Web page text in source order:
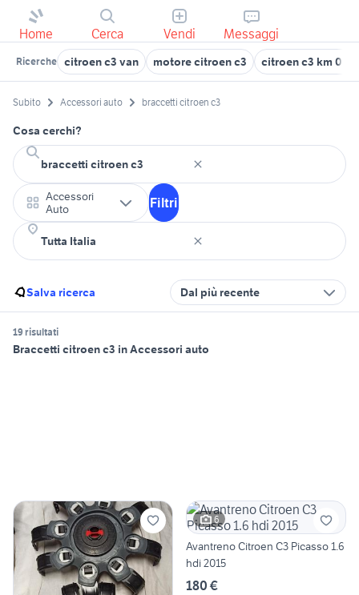
Home Cerca Vendi Messaggi
Ricerche citroen c3 van motore citroen c3 citroen c3 km 0
Subito Accessori auto braccetti citroen c3
Cosa cerchi?
Accessori
Auto
Filtri
Salva ricerca Dal più recente
19 risultati
Braccetti citroen c3 in Accessori auto
6
Avantreno Citroen C3 Picasso 1.6
hdi 2015
180 €